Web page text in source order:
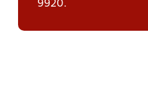
9920.